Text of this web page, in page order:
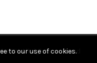
KY. All rights reserved
to our use of cookies.